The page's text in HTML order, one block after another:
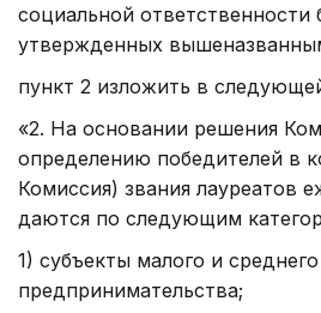
социальной ответственности
утвержденных
пункт 2 изложить в
«2. На основании решения
определению победителей в
Комиссия) звания лауреатов
даются по следующим
1) субъекты малого и среднего
предпринимательства;